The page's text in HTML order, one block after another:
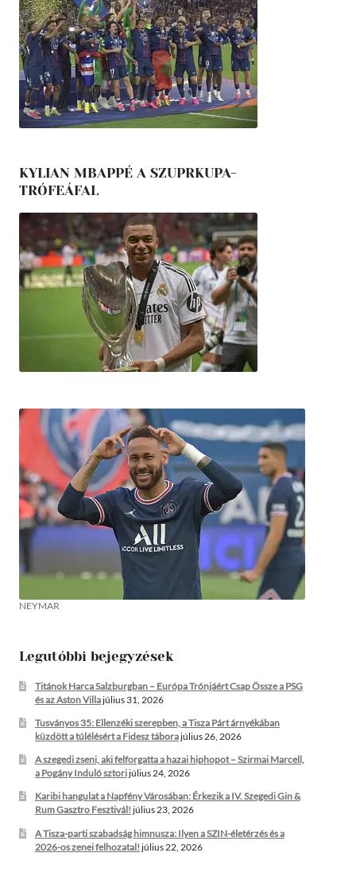
KYLIAN MBAPPÉ A SZUPRKUPA-
TRÓFEÁFAL
NEYMAR
Legutóbbi bejegyzések
Titánok Harca Salzburgban – Európa Trónjáért Csap Össze a PSG
és az Aston Villajúlius 31, 2026
Tusványos 35: Ellenzéki szerepben, a Tisza Párt árnyékában
küzdött a túlélésért a Fidesz táborajúlius 26, 2026
A szegedi zseni, aki felforgatta a hazai hiphopot – Szirmai Marcell,
a Pogány Induló sztorijúlius 24, 2026
Karibi hangulat a Napfény Városában: Érkezik a IV. Szegedi Gin &
Rum Gasztro Fesztivál! július 23, 2026
A Tisza-parti szabadság himnusza: Ilyen a SZIN-életérzés és a
2026-os zenei felhozatal! július 22, 2026